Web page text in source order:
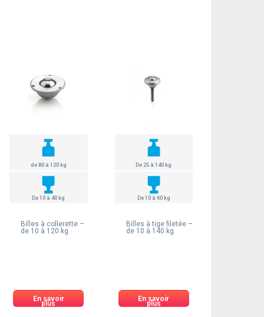
de 80 à 120 kg
De 10 à 40 kg
Billes à collerette –
de 10 à 120 kg
En savoir
plus
De 25 à 140 kg
De 10 à 60 kg
Billes à tige filetée –
de 10 à 140 kg
En savoir
plus